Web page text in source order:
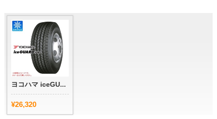
ヨコハマ iceGU...
¥26,320